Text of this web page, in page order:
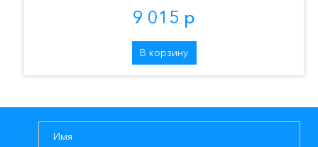
9 015 р
В корзину